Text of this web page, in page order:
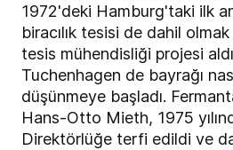
1972'deki Hamburg'taki ilk
biracılık tesisi de dahil
tesis mühendisliği projesi
Tuchenhagen de bayrağı
düşünmeye başladı.
Hans-Otto Mieth, 1975
Direktörlüğe terfi edildi ve